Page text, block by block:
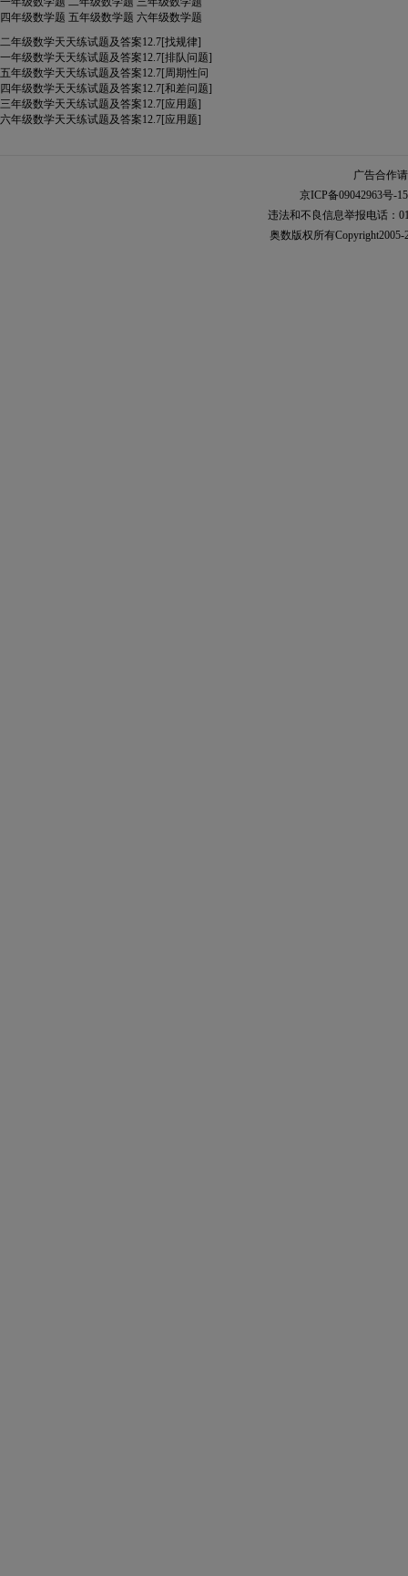
四年级数学题 五年级数学题 六年级数学题
二年级数学天天练试题及答案12.7[找规律]
一年级数学天天练试题及答案12.7[排队问题]
五年级数学天天练试题及答案12.7[周期性问
四年级数学天天练试题及答案12.7[和差问题]
三年级数学天天练试题及答案12.7[应用题]
六年级数学天天练试题及答案12.7[应用题]
广告合作
京ICP备09042963号-15
违法和不良信息举报电话：
奥数 版权所有Copyright2005-